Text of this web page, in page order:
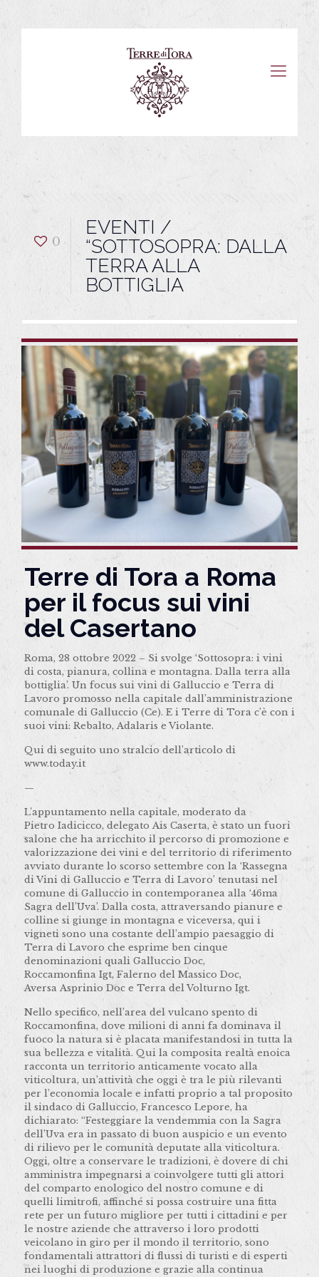
0
EVENTI /
“SOTTOSOPRA: DALLA
TERRA ALLA
BOTTIGLIA
Terre di Tora a Roma
per il focus sui vini
del Casertano
Roma, 28 ottobre 2022 – Si svolge ‘Sottosopra: i vini
di costa, pianura, collina e montagna. Dalla terra alla
bottiglia’. Un focus sui vini di Galluccio e Terra di
Lavoro promosso nella capitale dall’amministrazione
comunale di Galluccio (Ce). E i Terre di Tora c’è con i
suoi vini: Rebalto, Adalaris e Violante.
Qui di seguito uno stralcio dell’articolo di
www.today.it
—
L’appuntamento nella capitale, moderato da
Pietro Iadicicco, delegato Ais Caserta, è stato un fuori
salone che ha arricchito il percorso di promozione e
valorizzazione dei vini e del territorio di riferimento
avviato durante lo scorso settembre con la ‘Rassegna
di Vini di Galluccio e Terra di Lavoro’ tenutasi nel
comune di Galluccio in contemporanea alla ‘46ma
Sagra dell’Uva’. Dalla costa, attraversando pianure e
colline si giunge in montagna e viceversa, qui i
vigneti sono una costante dell’ampio paesaggio di
Terra di Lavoro che esprime ben cinque
denominazioni quali Galluccio Doc,
Roccamonfina Igt, Falerno del Massico Doc,
Aversa Asprinio Doc e Terra del Volturno Igt.
Nello specifico, nell’area del vulcano spento di
Roccamonfina, dove milioni di anni fa dominava il
fuoco la natura si è placata manifestandosi in tutta la
sua bellezza e vitalità. Qui la composita realtà enoica
racconta un territorio anticamente vocato alla
viticoltura, un’attività che oggi è tra le più rilevanti
per l’economia locale e infatti proprio a tal proposito
il sindaco di Galluccio, Francesco Lepore, ha
dichiarato: “Festeggiare la vendemmia con la Sagra
dell’Uva era in passato di buon auspicio e un evento
di rilievo per le comunità deputate alla viticoltura.
Oggi, oltre a conservare le tradizioni, è dovere di chi
amministra impegnarsi a coinvolgere tutti gli attori
del comparto enologico del nostro comune e di
quelli limitrofi, affinché si possa costruire una fitta
rete per un futuro migliore per tutti i cittadini e per
le nostre aziende che attraverso i loro prodotti
veicolano in giro per il mondo il territorio, sono
fondamentali attrattori di flussi di turisti e di esperti
nei luoghi di produzione e grazie alla continua